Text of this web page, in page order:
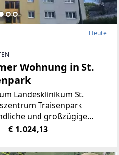
Heute
Wohnung in St.
Landesklinikum St.
Traisenpark
und großzügige
eines gepflegten
Lift). Mit einer Wohnfläche
€ 1.024,13